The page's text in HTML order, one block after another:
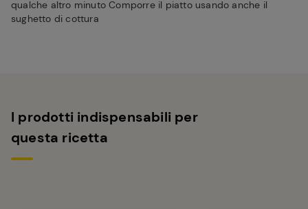
qualche altro minuto Comporre il piatto usando anche il
sughetto di cottura
I prodotti indispensabili per
questa ricetta